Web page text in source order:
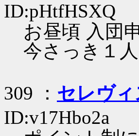
ID:pHtfHSXQ
お昼頃 入団
今さっき１
309 ： セレヴィ
ID:v17Hbo2a